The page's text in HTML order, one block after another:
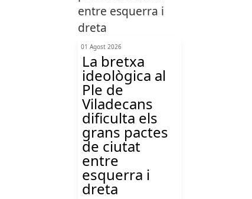
01 Agost 2026
La bretxa
ideològica al
Ple de
Viladecans
dificulta els
grans pactes
de ciutat
entre
esquerra i
dreta